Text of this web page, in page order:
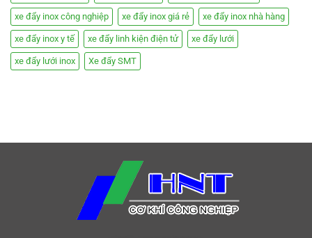
xe đẩy inox công nghiệp xe đẩy inox giá rẻ xe đẩy inox nhà hàng
xe đẩy inox y tế xe đẩy linh kiện điện tử xe đẩy lưới
xe đẩy lưới inox Xe đẩy SMT